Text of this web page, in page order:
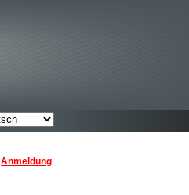
Anmeldung